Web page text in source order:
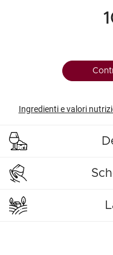
Ingredienti e valori